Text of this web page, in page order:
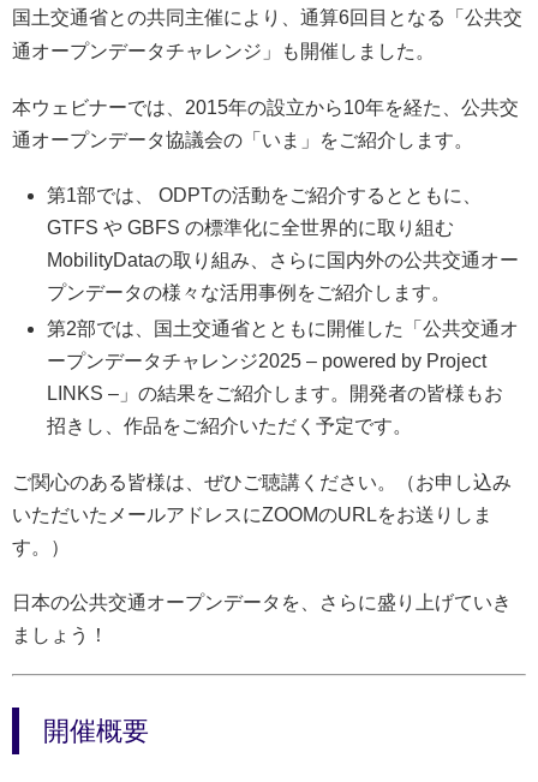
国土交通省との共同主催により、通算6回目となる「公共交
通オープンデータチャレンジ」も開催しました。
本ウェビナーでは、2015年の設立から10年を経た、公共交
通オープンデータ協議会の「いま」をご紹介します。
第1部では、 ODPTの活動をご紹介するとともに、
GTFS や GBFS の標準化に全世界的に取り組む
MobilityDataの取り組み、さらに国内外の公共交通オー
プンデータの様々な活用事例をご紹介します。
第2部では、国土交通省とともに開催した「公共交通オ
ープンデータチャレンジ2025 – powered by Project
LINKS –」の結果をご紹介します。開発者の皆様もお
招きし、作品をご紹介いただく予定です。
ご関心のある皆様は、ぜひご聴講ください。（お申し込み
いただいたメールアドレスにZOOMのURLをお送りしま
す。）
日本の公共交通オープンデータを、さらに盛り上げていき
ましょう！
開催概要